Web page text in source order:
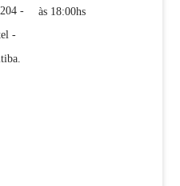
-
-
às 18:00hs